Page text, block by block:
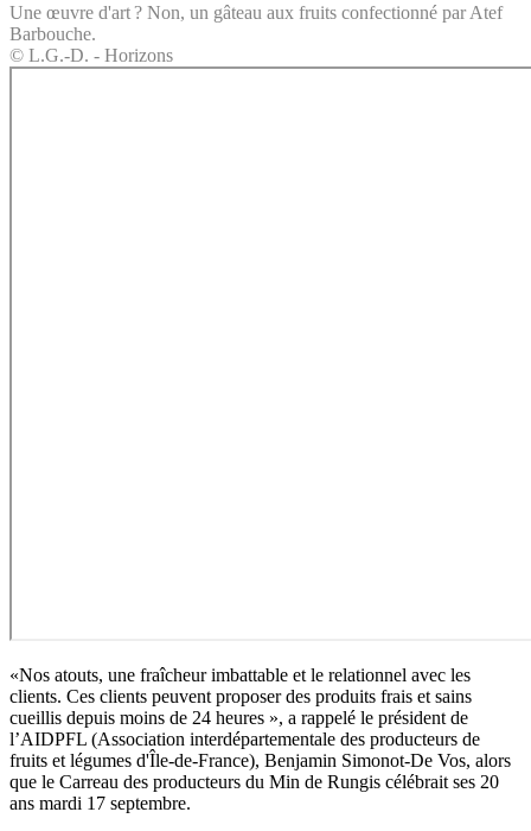
Une œuvre d'art ? Non, un gâteau aux fruits confectionné par Atef
Barbouche.
© L.G.-D. - Horizons
«Nos atouts, une fraîcheur imbattable et le relationnel avec les
clients. Ces clients peuvent proposer des produits frais et sains
cueillis depuis moins de 24 heures », a rappelé le président de
l’AIDPFL (Association interdépartementale des producteurs de
fruits et légumes d'Île-de-France), Benjamin Simonot-De Vos, alors
que le Carreau des producteurs du Min de Rungis célébrait ses 20
ans mardi 17 septembre.